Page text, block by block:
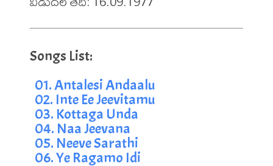
01. Antalesi Andaalu
02. Inte Ee Jeevitamu
03. Kottaga Unda
04. Naa Jeevana
05. Neeve Sarathi
06. Ye Ragamo Idi